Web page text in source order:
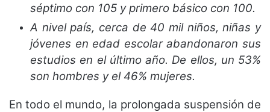
séptimo con 105 y primero básico con 100.
A nivel país, cerca de 40 mil niños, niñas y
jóvenes en edad escolar abandonaron sus
estudios en el último año. De ellos, un 53%
son hombres y el 46% mujeres.
En todo el mundo, la prolongada suspensión de